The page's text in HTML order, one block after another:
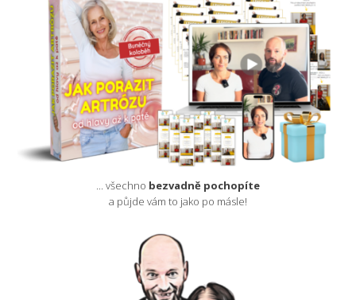
... všechno bezvadně pochopíte
a půjde vám to jako po másle!